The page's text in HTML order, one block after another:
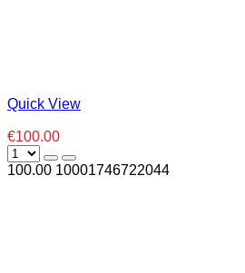
Quick View
€100.00
100.00 10001746722044